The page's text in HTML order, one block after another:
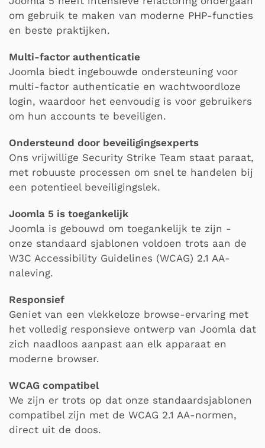
om gebruik te maken van moderne PHP-functies
en beste praktijken.
Multi-factor authenticatie
Joomla biedt ingebouwde ondersteuning voor
multi-factor authenticatie en wachtwoordloze
login, waardoor het eenvoudig is voor gebruikers
om hun accounts te beveiligen.
Ondersteund door beveiligingsexperts
Ons vrijwillige Security Strike Team staat paraat,
met robuuste processen om snel te handelen bij
een potentieel beveiligingslek.
Joomla 5 is toegankelijk
Joomla is gebouwd om toegankelijk te zijn -
onze standaard sjablonen voldoen trots aan de
W3C Accessibility Guidelines (WCAG) 2.1 AA-
naleving.
Responsief
Geniet van een vlekkeloze browse-ervaring met
het volledig responsieve ontwerp van Joomla dat
zich naadloos aanpast aan elk apparaat en
moderne browser.
WCAG compatibel
We zijn er trots op dat onze standaardsjablonen
compatibel zijn met de WCAG 2.1 AA-normen,
direct uit de doos.